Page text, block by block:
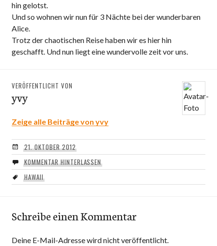
hin gelotst.
Und so wohnen wir nun für 3 Nächte bei der wunderbaren
Alice.
Trotz der chaotischen Reise haben wir es hier hin
geschafft. Und nun liegt eine wundervolle zeit vor uns.
VERÖFFENTLICHT VON
yvy
Zeige alle Beiträge von yvy
21. OKTOBER 2012
KOMMENTAR HINTERLASSEN
HAWAII
Schreibe einen Kommentar
Deine E-Mail-Adresse wird nicht veröffentlicht.